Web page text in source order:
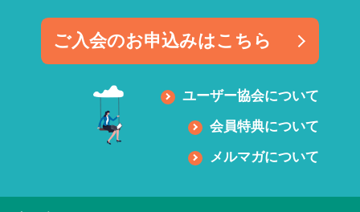
ご入会のお申込みはこちら
ユーザー協会について
会員特典について
メルマガについて